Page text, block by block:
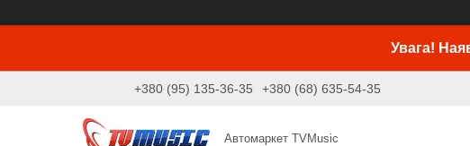
Увага!
+380 (95) 135-36-35 +380 (68) 635-54-35
Автомаркет TVMusic